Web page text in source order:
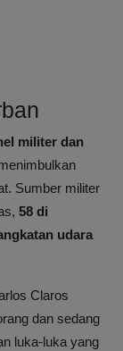
militer dan
Sumber militer
58 di
udara
Claros
dan sedang
luka-luka yang